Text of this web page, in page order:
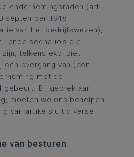
ondernemingsraden (art.
september 1948
van het bedrijfswezen),
scenario’s die
telkens expliciet
een overgang van (een
met de
gebeurt. Bij gebrek aan
moeten we ons behelpen
van artikels uit diverse
van besturen